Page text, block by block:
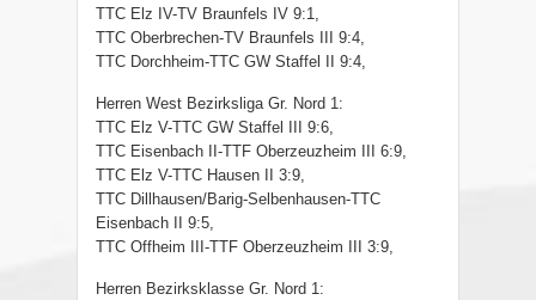
TTC Elz IV-TV Braunfels IV 9:1,
TTC Oberbrechen-TV Braunfels III 9:4,
TTC Dorchheim-TTC GW Staffel II 9:4,
Herren West Bezirksliga Gr. Nord 1:
TTC Elz V-TTC GW Staffel III 9:6,
TTC Eisenbach II-TTF Oberzeuzheim III 6:9,
TTC Elz V-TTC Hausen II 3:9,
TTC Dillhausen/Barig-Selbenhausen-TTC
Eisenbach II 9:5,
TTC Offheim III-TTF Oberzeuzheim III 3:9,
Herren Bezirksklasse Gr. Nord 1: